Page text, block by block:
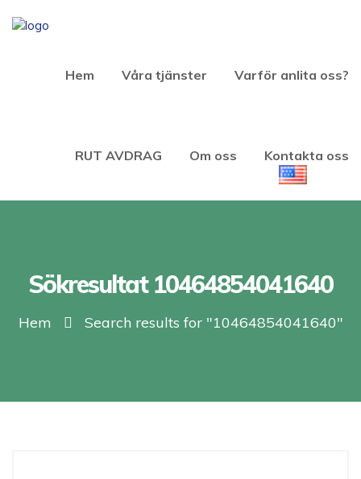
Hem Våra tjänster Varför anlita oss?
RUT AVDRAG Om oss Kontakta oss
Sökresultat 10464854041640
Hem Search results for "10464854041640"